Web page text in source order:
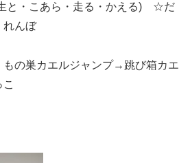
と・こあら・走る・かえる) ☆だ
れんぼ
の巣カエルジャンプ→跳び箱カエ